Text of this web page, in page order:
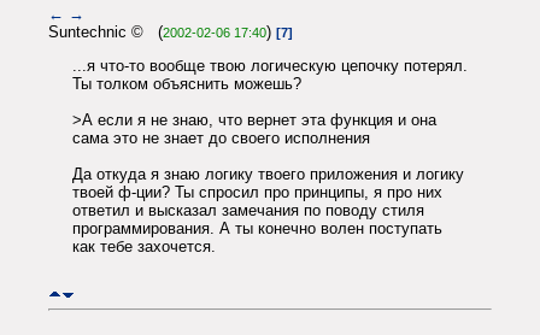
← →
Suntechnic © (2002-02-06 17:40) [7]
...я что-то вообще твою логическую цепочку потерял.
Ты толком объяснить можешь?
>А если я не знаю, что вернет эта функция и она
сама это не знает до своего исполнения
Да откуда я знаю логику твоего приложения и логику
твоей ф-ции? Ты спросил про принципы, я про них
ответил и высказал замечания по поводу стиля
программирования. А ты конечно волен поступать
как тебе захочется.